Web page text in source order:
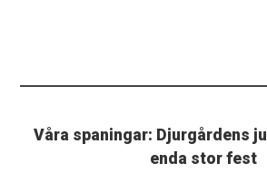
Våra spaningar: Djurgårdens
enda stor fest